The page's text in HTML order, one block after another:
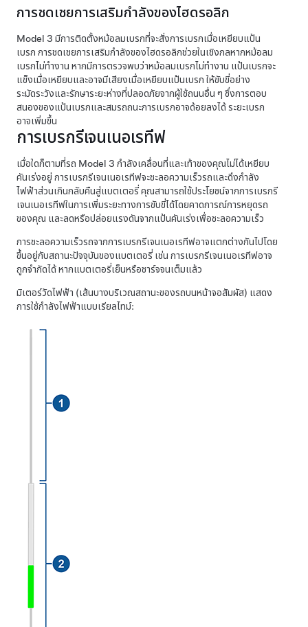
การชดเชยการเสริมกำลังของไฮดรอลิก
Model 3 มีการติดตั้งหม้อลมเบรกที่จะสั่งการเบรกเมื่อเหยียบแป้น
เบรก การชดเชยการเสริมกำลังของไฮดรอลิกช่วยในเชิงกลหากหม้อลม
เบรกไม่ทำงาน หากมีการตรวจพบว่าหม้อลมเบรกไม่ทำงาน แป้นเบรกจะ
แข็งเมื่อเหยียบและอาจมีเสียงเมื่อเหยียบแป้นเบรก ให้ขับขี่อย่าง
ระมัดระวังและรักษาระยะห่างที่ปลอดภัยจากผู้ใช้ถนนอื่น ๆ ซึ่งการตอบ
สนองของแป้นเบรกและสมรถถนะการเบรกอาจด้อยลงได้ ระยะเบรก
อาจเพิ่มขึ้น
การเบรกรีเจนเนอเรทีฟ
เมื่อใดก็ตามที่รถ Model 3 กำลังเคลื่อนที่และเท้าของคุณไม่ได้เหยียบ
คันเร่งอยู่ การเบรกรีเจนเนอเรทีฟจะชะลอความเร็วรถและดึงกำลัง
ไฟฟ้าส่วนเกินกลับคืนสู่แบตเตอรี่ คุณสามารถใช้ประโยชน์จากการเบรกรี
เจนเนอเรทีฟในการเพิ่มระยะทางการขับขี่ได้โดยคาดการณ์การหยุดรถ
ของคุณ และลดหรือปล่อยแรงดันจากแป้นคันเร่งเพื่อชะลอความเร็ว
การชะลอความเร็วรถจากการเบรกรีเจนเนอเรทีฟอาจแตกต่างกันไปโดย
ขึ้นอยู่กับสถานะปัจจุบันของแบตเตอรี่ เช่น การเบรกรีเจนเนอเรทีฟอาจ
ถูกจำกัดได้ หากแบตเตอรี่เย็นหรือชาร์จจนเต็มแล้ว
มิเตอร์วัดไฟฟ้า (เส้นบางบริเวณสถานะของรถบนหน้าจอสัมผัส) แสดง
การใช้กำลังไฟฟ้าแบบเรียลไทม์: